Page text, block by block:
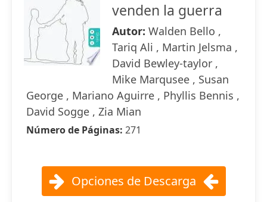
venden la guerra
Autor: Walden Bello ,
Tariq Ali , Martin Jelsma ,
David Bewley-taylor ,
Mike Marqusee , Susan
George , Mariano Aguirre , Phyllis Bennis ,
David Sogge , Zia Mian
Número de Páginas: 271
Opciones de Descarga